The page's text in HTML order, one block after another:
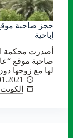
حجز صاحبة
إباحية
أصدرت محكمة
صاحبة موقع
لها مع زوجها
الكويت